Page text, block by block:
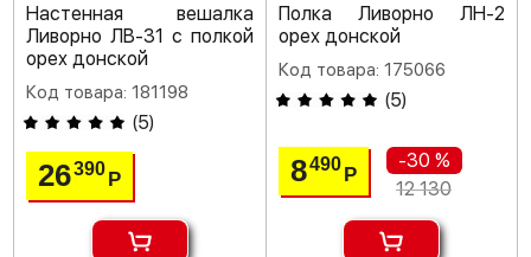
Настенная вешалка
Ливорно ЛВ-31 с полкой
орех донской
Код товара: 181198
(5)
26390Р
Полка Ливорно ЛН-2
орех донской
Код товара: 175066
(5)
8490 Р
-30 %
12 130